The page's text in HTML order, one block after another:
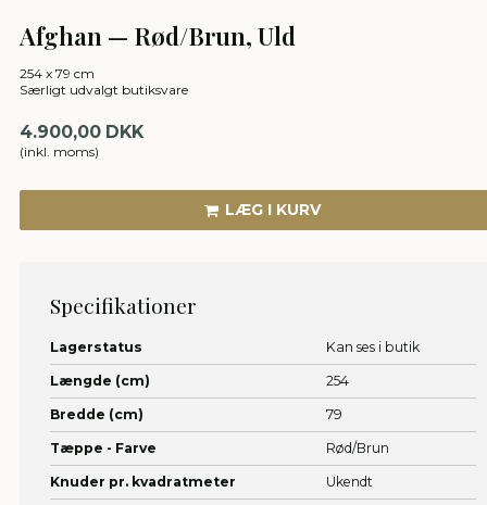
Afghan — Rød/Brun, Uld
254 x 79 cm
Særligt udvalgt butiksvare
4.900,00 DKK
(inkl. moms)
LÆG I KURV
Specifikationer
Lagerstatus Kan ses i butik
Længde (cm) 254
Bredde (cm) 79
Tæppe - Farve Rød/Brun
Knuder pr. kvadratmeter Ukendt